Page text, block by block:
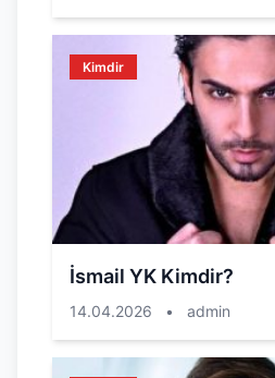
Kimdir
İsmail YK Kimdir?
14.04.2026 • admin